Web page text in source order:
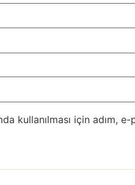
kullanılması için adım,